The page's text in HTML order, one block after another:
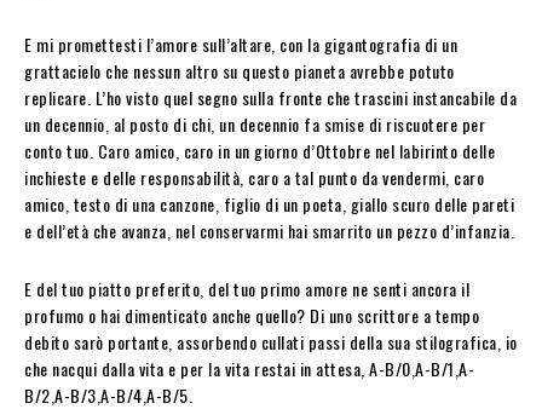
E mi promettesti l’amore sull’altare, con la gigantografia di un
grattacielo che nessun altro su questo pianeta avrebbe potuto
replicare. L’ho visto quel segno sulla fronte che trascini instancabile da
un decennio, al posto di chi, un decennio fa smise di riscuotere per
conto tuo. Caro amico, caro in un giorno d’Ottobre nel labirinto delle
inchieste e delle responsabilità, caro a tal punto da vendermi, caro
amico, testo di una canzone, figlio di un poeta, giallo scuro delle pareti
e dell’età che avanza, nel conservarmi hai smarrito un pezzo d’infanzia.
E del tuo piatto preferito, del tuo primo amore ne senti ancora il
profumo o hai dimenticato anche quello? Di uno scrittore a tempo
debito sarò portante, assorbendo cullati passi della sua stilografica, io
che nacqui dalla vita e per la vita restai in attesa, A-B/0,A-B/1,A-
B/2,A-B/3,A-B/4,A-B/5.